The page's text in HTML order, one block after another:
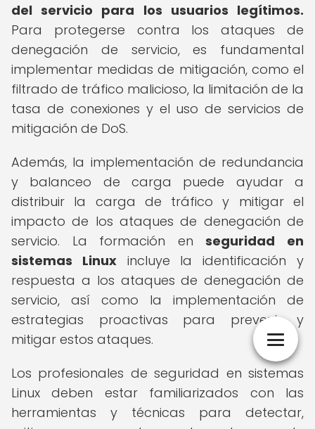
del servicio para los usuarios legítimos.
Para protegerse contra los ataques de
denegación de servicio, es fundamental
implementar medidas de mitigación, como el
filtrado de tráfico malicioso, la limitación de la
tasa de conexiones y el uso de servicios de
mitigación de DoS.
Además, la implementación de redundancia
y balanceo de carga puede ayudar a
distribuir la carga de tráfico y mitigar el
impacto de los ataques de denegación de
servicio. La formación enseguridad en
sistemas Linuxincluye la identificación y
respuesta a los ataques de denegación de
servicio, así como la implementación de
estrategias proactivas para prevenir y
mitigar estos ataques.
Los profesionales de seguridad en sistemas
Linux deben estar familiarizados con las
herramientas y técnicas para detectar,